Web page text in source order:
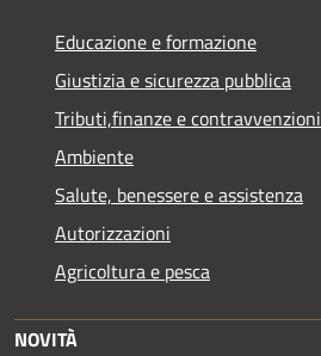
Educazione e formazione
Giustizia e sicurezza pubblica
Tributi,finanze e contravvenzioni
Ambiente
Salute, benessere e assistenza
Autorizzazioni
Agricoltura e pesca
NOVITÀ